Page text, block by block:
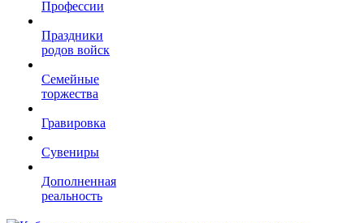
Профессии
Праздники
родов войск
Семейные
торжества
Гравировка
Сувениры
Дополненная
реальность